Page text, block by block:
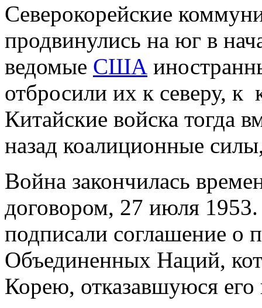
Северокорейские
продвинулись на юг в
ведомые США
отбросили их к северу, к
Китайские войска тогда
назад коалиционные
Война закончилась
договором, 27 июля
подписали соглашение о
Объединенных Наций,
Корею, отказавшуюся его